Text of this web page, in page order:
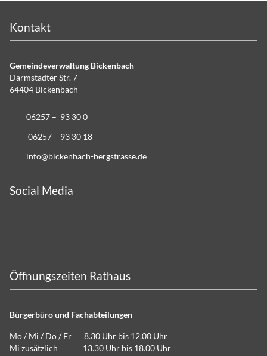
Kontakt
Gemeindeverwaltung Bickenbach
Darmstädter Str. 7
64404 Bickenbach
06257 – 93 30 0
06257 – 93 30 18
info@bickenbach-bergstrasse.de
Social Media
Öffnungszeiten Rathaus
Bürgerbüro und Fachabteilungen
Mo / Mi / Do / Fr 8.30 Uhr bis 12.00 Uhr
Mi zusätzlich 13.30 Uhr bis 18.00 Uhr